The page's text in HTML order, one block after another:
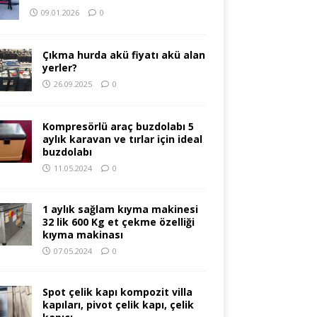
09.01.2026 0
Çıkma hurda akü fiyatı akü alan
yerler?
26.09.2025 0
Kompresörlü araç buzdolabı 5
aylık karavan ve tırlar için ideal
buzdolabı
11.05.2024 0
1 aylık sağlam kıyma makinesi
32 lik 600 Kg et çekme özelliği
kıyma makinası
07.05.2024 0
Spot çelik kapı kompozit villa
kapıları, pivot çelik kapı, çelik